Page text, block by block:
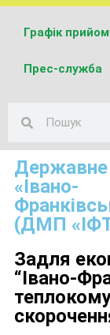
Графік
Прес-служба
Державне
«Івано-
(ДМП
Задля
“Івано-